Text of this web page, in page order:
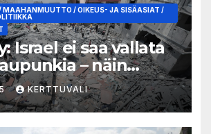
MAAHANMUUTTO / OIKEUS- JA SISÄASIAT /
Israel ei saa vallata
– näin
täytyy toimia
KERTTUVALI